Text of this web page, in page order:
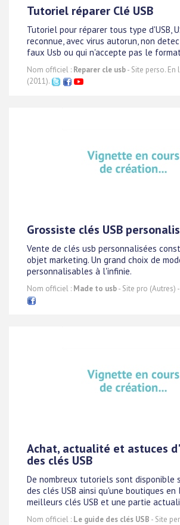
Tutoriel réparer Clé USB
Tutoriel pour réparer tous type d'USB,
reconnue, avec virus autorun, non
faux Usb ou qui n'accepte pas le
Nom officiel : Reparer cle usb- Site perso. En
(2011).
Grossiste clés USB
Vente de clés usb personnalisées
objet marketing. Un grand choix de
personnalisables à l'infinie.
Nom officiel : Made to usb- Site pro (Autres)
Achat, actualité et astuces
des clés USB
De nombreux tutoriels sont disponible
des clés USB ainsi qu'une boutiques
meilleurs clés USB et une partie
Nom officiel : Le guide des clés USB - Site